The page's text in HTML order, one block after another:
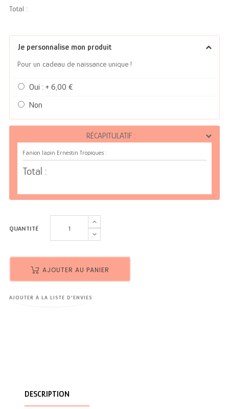
Total :
Je personnalise mon produit
Pour un cadeau de naissance unique !
Oui : + 6,00 €
Non
RÉCAPITULATIF :
Fanion lapin Ernestin Tropiques :
Total :
QUANTITÉ
AJOUTER AU PANIER
AJOUTER À LA LISTE D'ENVIES
DESCRIPTION